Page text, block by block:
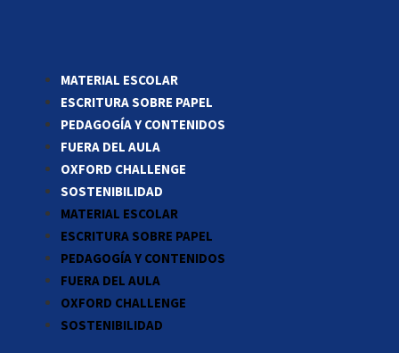
MATERIAL ESCOLAR
ESCRITURA SOBRE PAPEL
PEDAGOGÍA Y CONTENIDOS
FUERA DEL AULA
OXFORD CHALLENGE
SOSTENIBILIDAD
MATERIAL ESCOLAR
ESCRITURA SOBRE PAPEL
PEDAGOGÍA Y CONTENIDOS
FUERA DEL AULA
OXFORD CHALLENGE
SOSTENIBILIDAD